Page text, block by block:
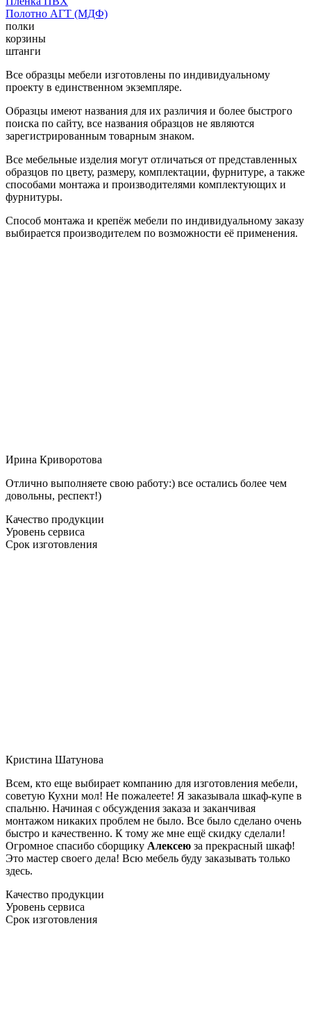
Полотно АГТ (МДФ)
полки
корзины
штанги
Все образцы мебели изготовлены по индивидуальному
проекту в единственном экземпляре.
Образцы имеют названия для их различия и более быстрого
поиска по сайту, все названия образцов не являются
зарегистрированным товарным знаком.
Все мебельные изделия могут отличаться от представленных
образцов по цвету, размеру, комплектации, фурнитуре, а также
способами монтажа и производителями комплектующих и
фурнитуры.
Способ монтажа и крепёж мебели по индивидуальному заказу
выбирается производителем по возможности её применения.
Ирина Криворотова
Отлично выполняете свою работу:) все остались более чем
довольны, респект!)
Качество продукции
Уровень сервиса
Срок изготовления
Кристина Шатунова
Всем, кто еще выбирает компанию для изготовления мебели,
советую Кухни мол! Не пожалеете! Я заказывала шкаф-купе в
спальню. Начиная с обсуждения заказа и заканчивая
монтажом никаких проблем не было. Все было сделано очень
быстро и качественно. К тому же мне ещё скидку сделали!
Огромное спасибо сборщику Алексею за прекрасный шкаф!
Это мастер своего дела! Всю мебель буду заказывать только
здесь.
Качество продукции
Уровень сервиса
Срок изготовления